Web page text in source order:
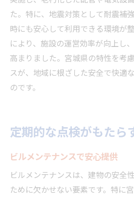
た。特に、地震対策として耐震補
時にも安心して利用できる環境が
により、施設の運営効率が向上し
高まりました。宮城県の特性を考
スが、地域に根ざした安全で快適
のです。
定期的な点検がもたら
ビルメンテナンスで安心提供
ビルメンテナンスは、建物の安全
ために欠かせない要素です。特に